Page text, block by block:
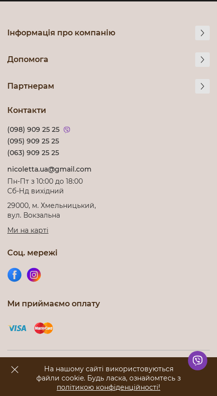
Інформація про компанію
Допомога
Партнерам
Контакти
(098) 909 25 25
(095) 909 25 25
(063) 909 25 25
nicoletta.ua@gmail.com
Пн-Пт з 10:00 до 18:00
Cб-Нд вихідний
29000, м. Хмельницький,
вул. Вокзальна
Ми на карті
Соц. мережі
Ми приймаємо оплату
Інтернет-магазин nicoletta.com.ua © 2012-2026. Всі права
захищені
На нашому сайті використовуються
файли cookie. Будь ласка, ознайомтесь з
політикою конфіденційності!